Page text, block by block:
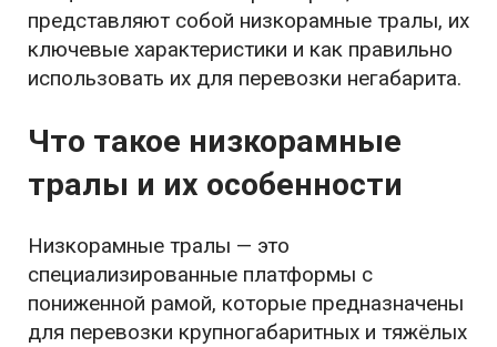
представляют собой низкорамные тралы, их
ключевые характеристики и как правильно
использовать их для перевозки негабарита.
Что такое низкорамные
тралы и их особенности
Низкорамные тралы — это
специализированные платформы с
пониженной рамой, которые предназначены
для перевозки крупногабаритных и тяжёлых